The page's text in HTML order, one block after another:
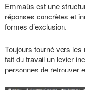
Emmaüs est une
réponses concrètes et
formes d’exclusion.
Toujours tourné vers les
fait du travail un levier
personnes de retrouver